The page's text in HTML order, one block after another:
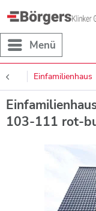
Menü
Einfamilienhaus
103-111 rot-